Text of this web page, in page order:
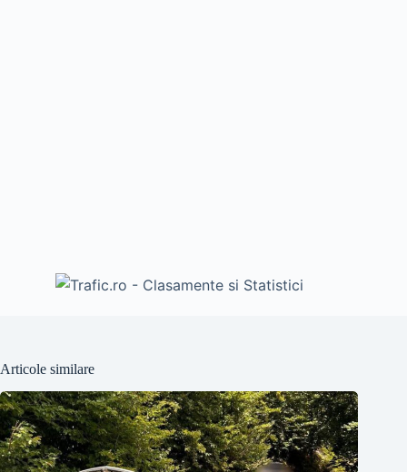
Articole similare